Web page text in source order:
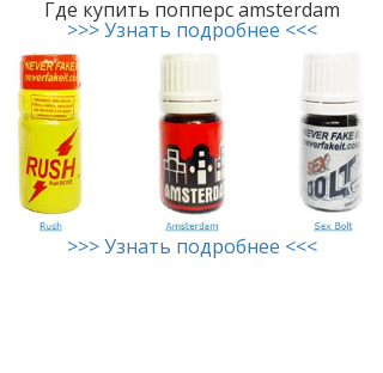
Где купить попперс amsterdam
>>> Узнать подробнее <<<
>>> Узнать подробнее <<<